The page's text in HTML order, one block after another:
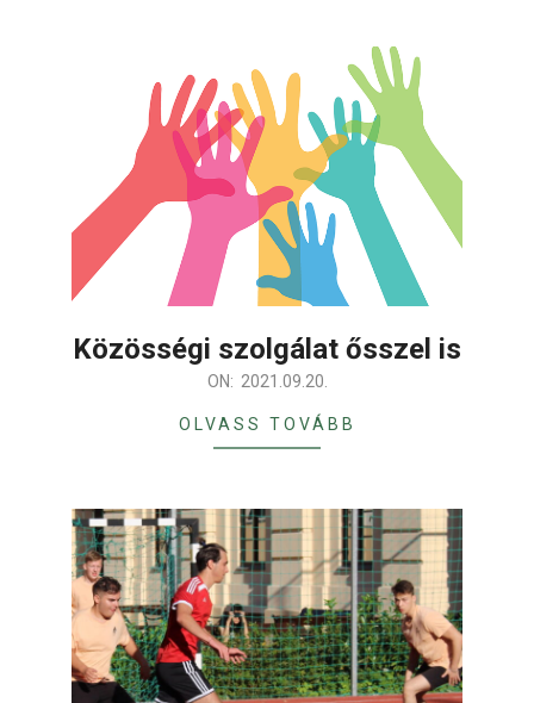
Közösségi szolgálat ősszel is
ON: 2021.09.20.
OLVASS TOVÁBB